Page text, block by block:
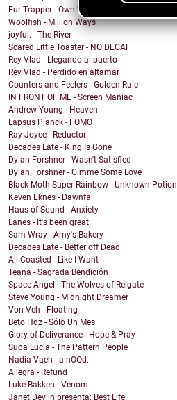
Fur Trapper - Own Worst Enemy
Woolfish - Million Ways
joyful. - The River
Scared Little Toaster - NO DECAF
Rey Vlad - Llegando al puerto
Rey Vlad - Perdido en altamar
Counters and Feelers - Golden Rule
IN FRONT OF ME - Screen Maniac
Andrew Young - Heaven
Lapsus Planck - FOMO
Ray Joyce - Reductor
Decades Late - King Is Gone
Dylan Forshner - Wasn't Satisfied
Dylan Forshner - Gimme Some Love
Black Moth Super Rainbow - Unknown Potion
Keven Eknes - Dawnfall
Haus of Sound - Anxiety
Lanes - It's been great
Sam Wray - Amy's Bakery
Decades Late - Better off Dead
All Coasted - Like I Want
Teana - Sagrada Bendición
Space Angel - The Wolves of Reigate
Steve Young - Midnight Dreamer
Von Veh - Floating
Beto Hdz - Sólo Un Mes
Glory of Deliverance - Hope & Pray
Supa Lucia - The Pattern People
Nadia Vaeh - a nOOd.
Allegra - Refund
Luke Bakken - Venom
Janet Devlin presenta: Best Life